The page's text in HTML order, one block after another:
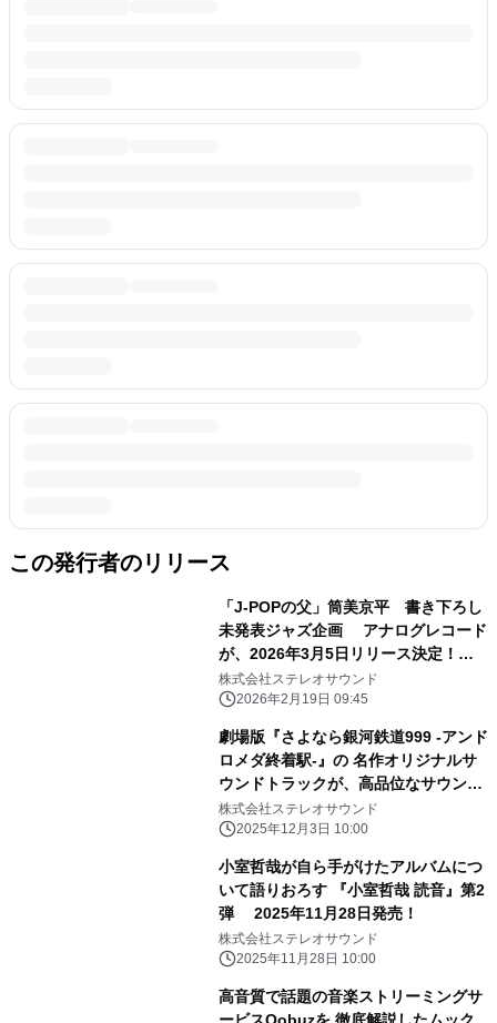
この発行者のリリース
「J-POPの父」筒美京平 書き下ろし
未発表ジャズ企画 アナログレコード
が、2026年3月5日リリース決定！
『Tokyo Suite / Tsutsumi Kyohei
Presents for TOMA』
株式会社ステレオサウンド
2026年2月19日 09:45
劇場版『さよなら銀河鉄道999 -アンド
ロメダ終着駅-』の 名作オリジナルサ
ウンドトラックが、高品位なサウンド
で蘇る！
株式会社ステレオサウンド
2025年12月3日 10:00
小室哲哉が自ら手がけたアルバムにつ
いて語りおろす 『小室哲哉 読音』第2
弾 2025年11月28日発売！
株式会社ステレオサウンド
2025年11月28日 10:00
高音質で話題の音楽ストリーミングサ